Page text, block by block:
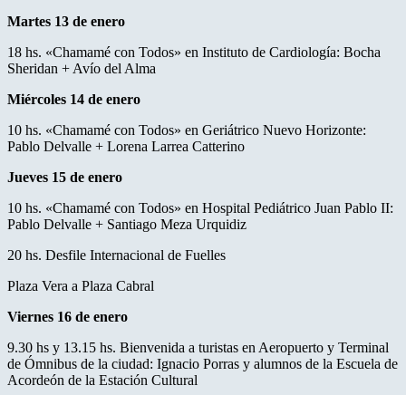
Martes 13 de enero
18 hs. «Chamamé con Todos» en Instituto de Cardiología: Bocha
Sheridan + Avío del Alma
Miércoles 14 de enero
10 hs. «Chamamé con Todos» en Geriátrico Nuevo Horizonte:
Pablo Delvalle + Lorena Larrea Catterino
Jueves 15 de enero
10 hs. «Chamamé con Todos» en Hospital Pediátrico Juan Pablo II:
Pablo Delvalle + Santiago Meza Urquidiz
20 hs. Desfile Internacional de Fuelles
Plaza Vera a Plaza Cabral
Viernes 16 de enero
9.30 hs y 13.15 hs. Bienvenida a turistas en Aeropuerto y Terminal
de Ómnibus de la ciudad: Ignacio Porras y alumnos de la Escuela de
Acordeón de la Estación Cultural